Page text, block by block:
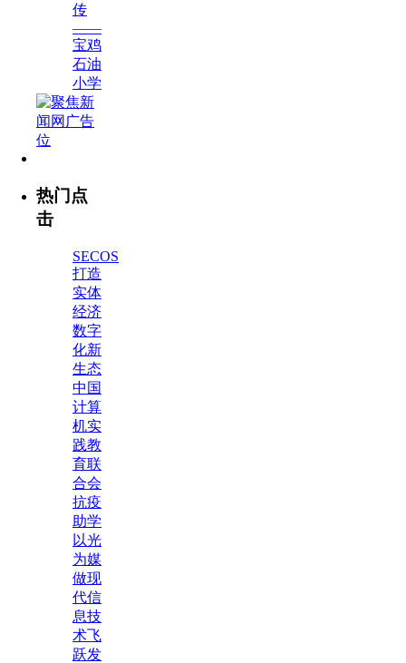
传
——
宝鸡
石油
小学
热门点
击
SECOS
打造
实体
经济
数字
化新
生态
中国
计算
机实
践教
育联
合会
抗疫
助学
以光
为媒
做现
代信
息技
术飞
跃发